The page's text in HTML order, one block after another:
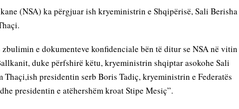
e dokumenteve konfidenciale bën të ditur se NSA në vitin
duke përfshirë këtu, kryeministrin shqiptar asokohe Sali
presidentin serb Boris Tadiç, kryeministrin e Federatës
presidentin e atëhershëm kroat Stipe Mesiç”.